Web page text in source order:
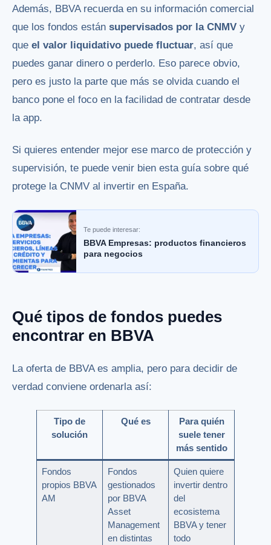
Además, BBVA recuerda en su información comercial
que los fondos están supervisados por la CNMV y
que el valor liquidativo puede fluctuar, así que
puedes ganar dinero o perderlo. Eso parece obvio,
pero es justo la parte que más se olvida cuando el
banco pone el foco en la facilidad de contratar desde
la app.
Si quieres entender mejor ese marco de protección y
supervisión, te puede venir bien esta guía sobre qué
protege la CNMV al invertir en España.
Te puede interesar:
BBVA Empresas: productos financieros
para negocios
Qué tipos de fondos puedes
encontrar en BBVA
La oferta de BBVA es amplia, pero para decidir de
verdad conviene ordenarla así:
Tipo de
solución
Qué es
Para quién
suele tener
más sentido
Fondos
propios BBVA
AM
Fondos
gestionados
por BBVA
Asset
Management
en distintas
Quien quiere
invertir dentro
del
ecosistema
BBVA y tener
todo